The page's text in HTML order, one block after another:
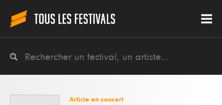
Artiste en concert